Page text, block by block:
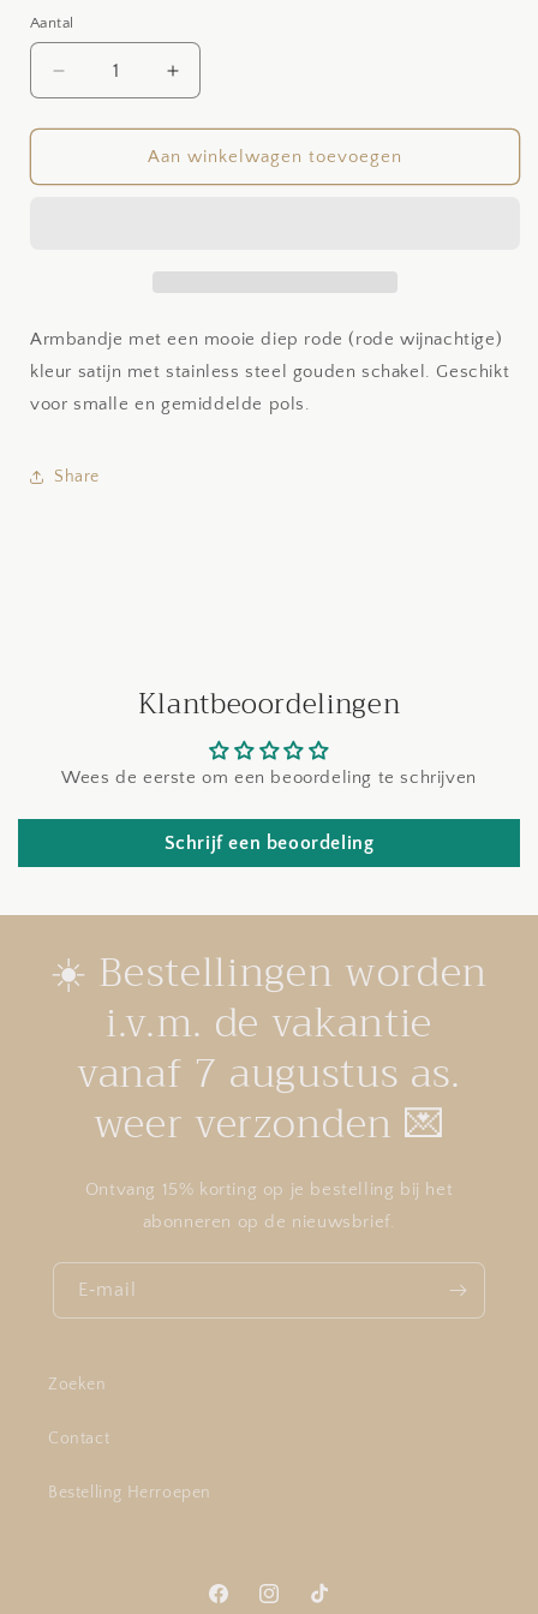
Aantal
Aantal
Aantal
verlagen
voor
Aantal
verhogen
voor
Didi
Aan winkelwagen toevoegen
Armbandje met een mooie diep rode (rode wijnachtige)
kleur satijn met stainless steel gouden schakel. Geschikt
voor smalle en gemiddelde pols.
Share
Klantbeoordelingen
Wees de eerste om een beoordeling te schrijven
Schrijf een beoordeling
☀️ Bestellingen worden
i.v.m. de vakantie
vanaf 7 augustus as.
weer verzonden 💌
Ontvang 15% korting op je bestelling bij het
abonneren op de nieuwsbrief.
E‑mail
Zoeken
Contact
Bestelling Herroepen
FacebookInstagramTikTok